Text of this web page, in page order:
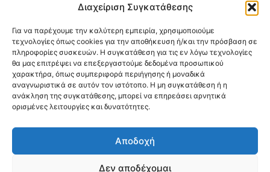
Διαχείριση Συγκατάθεσης
Για να παρέχουμε την καλύτερη εμπειρία, χρησιμοποιούμε
τεχνολογίες όπως cookies για την αποθήκευση ή/και την πρόσβαση σε
πληροφορίες συσκευών. Η συγκατάθεση για τις εν λόγω τεχνολογίες
θα μας επιτρέψει να επεξεργαστούμε δεδομένα προσωπικού
χαρακτήρα, όπως συμπεριφορά περιήγησης ή μοναδικά
αναγνωριστικά σε αυτόν τον ιστότοπο. Η μη συγκατάθεση ή η
ανάκληση της συγκατάθεσης, μπορεί να επηρεάσει αρνητικά
ορισμένες λειτουργίες και δυνατότητες.
Αποδοχή
Δεν αποδέχομαι
Επικοινωνία:info@neologosattikis.gr
ΑΚΟΛΟΥΘΗΣΕ ΜΑΣ
Videos Όροι Χρήσης